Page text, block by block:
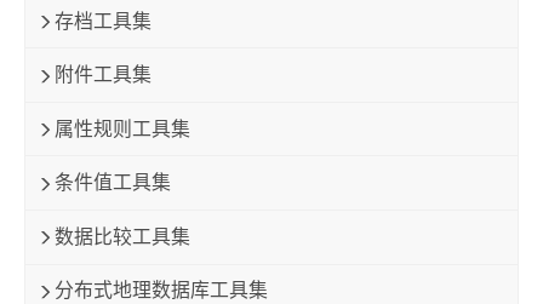
存档工具集
附件工具集
属性规则工具集
条件值工具集
数据比较工具集
分布式地理数据库工具集